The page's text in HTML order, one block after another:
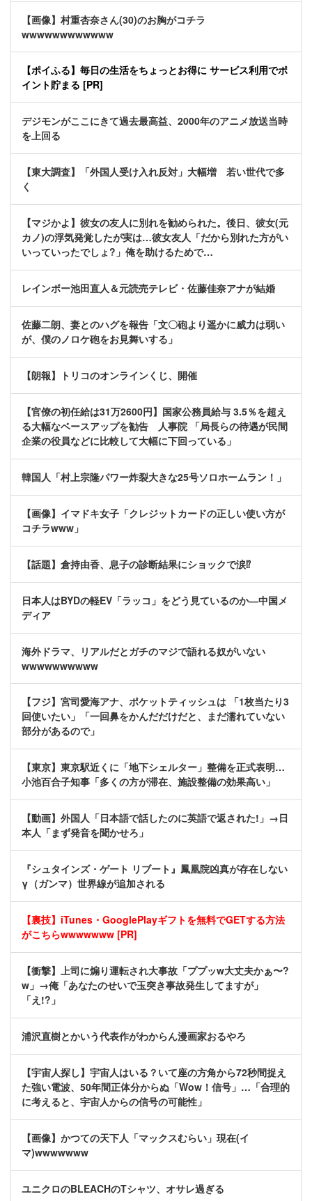
【画像】村重杏奈さん(30)のお胸がコチラ
wwwwwwwwwwww
【ポイふる】毎日の生活をちょっとお得に サービス利用でポ
イント貯まる [PR]
デジモンがここにきて過去最高益、2000年のアニメ放送当時
を上回る
【東大調査】「外国人受け入れ反対」大幅増 若い世代で多
く
【マジかよ】彼女の友人に別れを勧められた。後日、彼女(元
カノ)の浮気発覚したが実は…彼女友人「だから別れた方がい
いっていったでしょ?」俺を助けるためで…
レインボー池田直人＆元読売テレビ・佐藤佳奈アナが結婚
佐藤二朗、妻とのハグを報告「文〇砲より遥かに威力は弱い
が、僕のノロケ砲をお見舞いする」
【朗報】トリコのオンラインくじ、開催
【官僚の初任給は31万2600円】国家公務員給与 3.5％を超え
る大幅なベースアップを勧告 人事院 「局長らの待遇が民間
企業の役員などに比較して大幅に下回っている」
韓国人「村上宗隆パワー炸裂大きな25号ソロホームラン！」
【画像】イマドキ女子「クレジットカードの正しい使い方が
コチラwww」
【話題】倉持由香、息子の診断結果にショックで涙⁉
日本人はBYDの軽EV「ラッコ」をどう見ているのか―中国メ
ディア
海外ドラマ、リアルだとガチのマジで語れる奴がいない
wwwwwwwwww
【フジ】宮司愛海アナ、ポケットティッシュは 「1枚当たり3
回使いたい」「一回鼻をかんだだけだと、まだ濡れていない
部分があるので」
【東京】東京駅近くに「地下シェルター」整備を正式表明…
小池百合子知事「多くの方が滞在、施設整備の効果高い」
【動画】外国人「日本語で話したのに英語で返された!」→日
本人「まず発音を聞かせろ」
『シュタインズ・ゲート リブート』鳳凰院凶真が存在しない
γ（ガンマ）世界線が追加される
【裏技】iTunes・GooglePlayギフトを無料でGETする方法
がこちらwwwwwww [PR]
【衝撃】上司に煽り運転され大事故「ププッw大丈夫かぁ〜?
w」→俺「あなたのせいで玉突き事故発生してますが」
「え!?」
浦沢直樹とかいう代表作がわからん漫画家おるやろ
【宇宙人探し】宇宙人はいる？いて座の方角から72秒間捉え
た強い電波、50年間正体分からぬ「Wow！信号」…「合理的
に考えると、宇宙人からの信号の可能性」
【画像】かつての天下人「マックスむらい」現在(イ
マ)wwwwwww
ユニクロのBLEACHのTシャツ、オサレ過ぎる